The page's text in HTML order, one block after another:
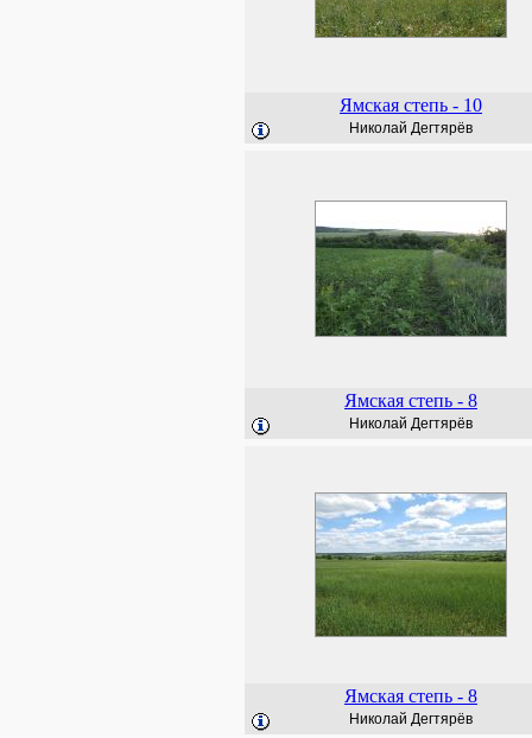
Ямская степь - 10
Николай Дегтярёв
Ямская степь - 8
Николай Дегтярёв
Ямская степь - 8
Николай Дегтярёв